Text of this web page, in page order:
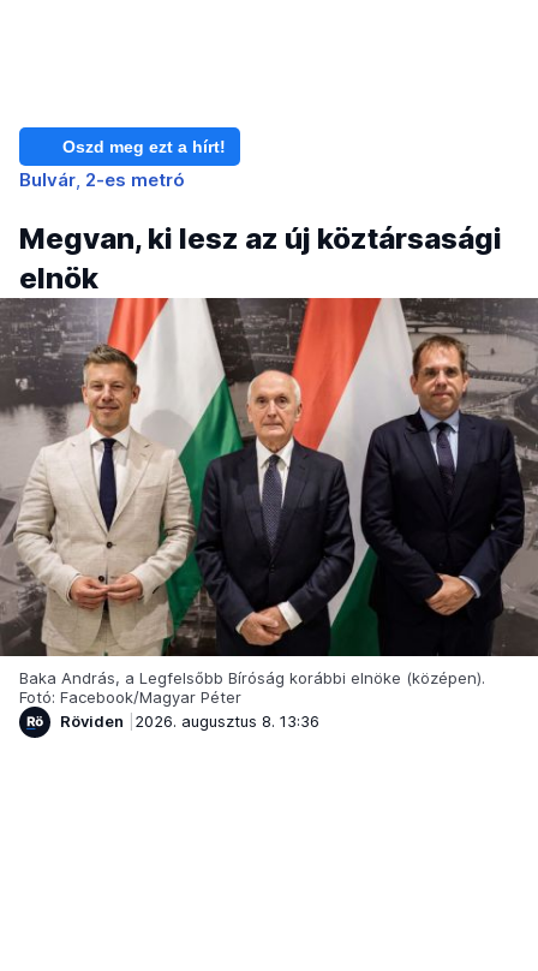
Oszd meg ezt a hírt!
Bulvár 2-es metró
Megvan, ki lesz az új köztársasági
elnök
Baka András, a Legfelsőbb Bíróság korábbi elnöke (középen).
Fotó: Facebook/Magyar Péter
Röviden
2026. augusztus 8. 13:36